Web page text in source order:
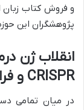
و فروش کتاب
پژوهشگران این
انقلاب ژن
CRISPR و فراتر از آن
در میان تمامی